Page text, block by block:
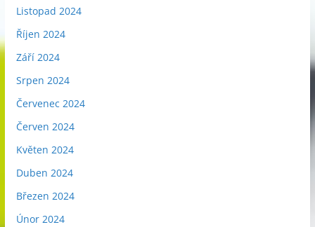
Listopad 2024
Říjen 2024
Září 2024
Srpen 2024
Červenec 2024
Červen 2024
Květen 2024
Duben 2024
Březen 2024
Únor 2024